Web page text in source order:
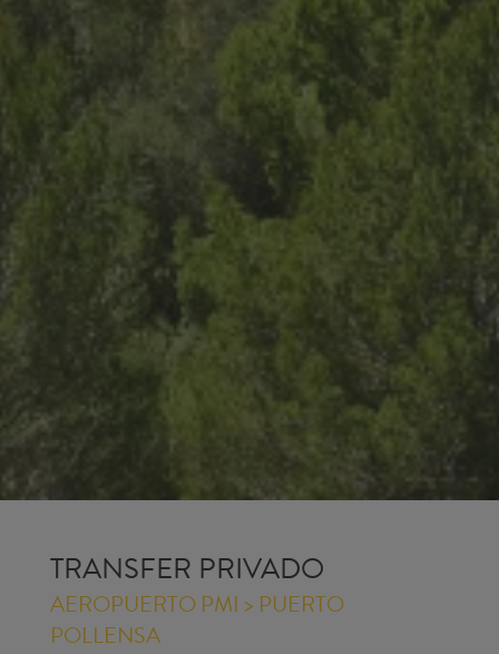
TRANSFER PRIVADO
AEROPUERTO PMI > PUERTO
POLLENSA